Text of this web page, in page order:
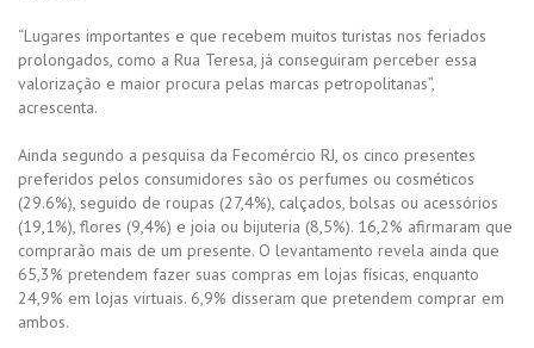
“Lugares importantes e que recebem muitos turistas nos feriados
prolongados, como a Rua Teresa, já conseguiram perceber essa
valorização e maior procura pelas marcas petropolitanas”,
acrescenta.
Ainda segundo a pesquisa da Fecomércio RJ, os cinco presentes
preferidos pelos consumidores são os perfumes ou cosméticos
(29.6%), seguido de roupas (27,4%), calçados, bolsas ou acessórios
(19,1%), flores (9,4%) e joia ou bijuteria (8,5%). 16,2% afirmaram que
comprarão mais de um presente. O levantamento revela ainda que
65,3% pretendem fazer suas compras em lojas físicas, enquanto
24,9% em lojas virtuais. 6,9% disseram que pretendem comprar em
ambos.